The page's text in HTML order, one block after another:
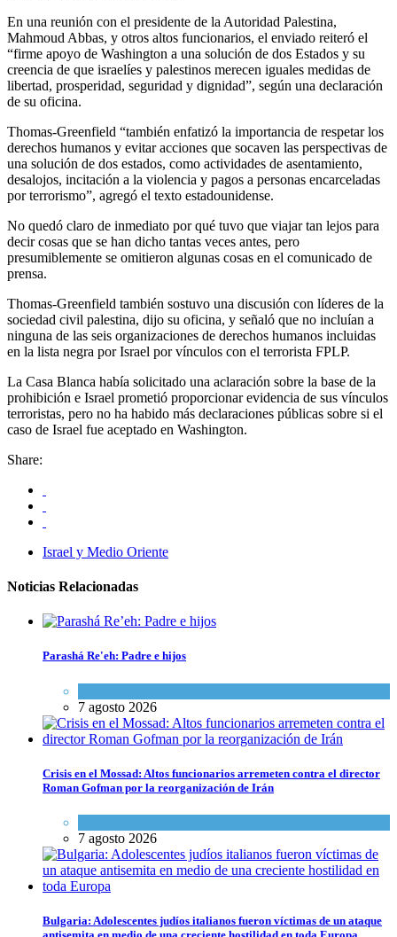
En una reunión con el presidente de la Autoridad Palestina,
Mahmoud Abbas, y otros altos funcionarios, el enviado reiteró el
“firme apoyo de Washington a una solución de dos Estados y su
creencia de que israelíes y palestinos merecen iguales medidas de
libertad, prosperidad, seguridad y dignidad”, según una declaración
de su oficina.
Thomas-Greenfield “también enfatizó la importancia de respetar los
derechos humanos y evitar acciones que socaven las perspectivas de
una solución de dos estados, como actividades de asentamiento,
desalojos, incitación a la violencia y pagos a personas encarceladas
por terrorismo”, agregó el texto estadounidense.
No quedó claro de inmediato por qué tuvo que viajar tan lejos para
decir cosas que se han dicho tantas veces antes, pero
presumiblemente se omitieron algunas cosas en el comunicado de
prensa.
Thomas-Greenfield también sostuvo una discusión con líderes de la
sociedad civil palestina, dijo su oficina, y señaló que no incluían a
ninguna de las seis organizaciones de derechos humanos incluidas
en la lista negra por Israel por vínculos con el terrorista FPLP.
La Casa Blanca había solicitado una aclaración sobre la base de la
prohibición e Israel prometió proporcionar evidencia de sus vínculos
terroristas, pero no ha habido más declaraciones públicas sobre si el
caso de Israel fue aceptado en Washington.
Share:
Israel y Medio Oriente
Noticias Relacionadas
Parashá Re'eh: Padre e hijos
7 agosto 2026
Crisis en el Mossad: Altos funcionarios arremeten contra el director
Roman Gofman por la reorganización de Irán
7 agosto 2026
Bulgaria: Adolescentes judíos italianos fueron víctimas de un ataque